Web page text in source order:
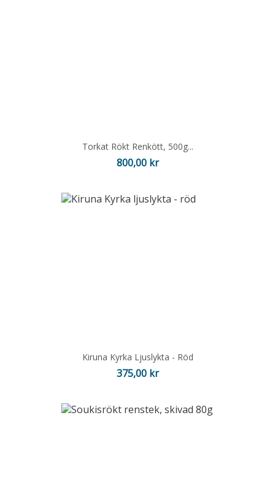
Torkat Rökt Renkött, 500g...
Pris
800,00 kr
Kiruna Kyrka Ljuslykta - Röd
Pris
375,00 kr